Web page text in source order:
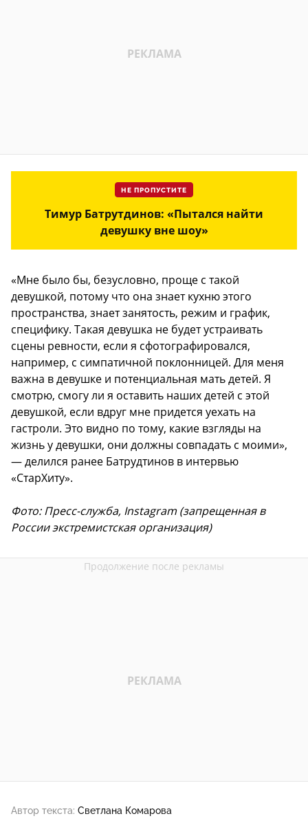
НЕ ПРОПУСТИТЕ
Тимур Батрутдинов: «Пытался найти
девушку вне шоу»
«Мне было бы, безусловно, проще с такой
девушкой, потому что она знает кухню этого
пространства, знает занятость, режим и график,
специфику. Такая девушка не будет устраивать
сцены ревности, если я сфотографировался,
например, с симпатичной поклонницей. Для меня
важна в девушке и потенциальная мать детей. Я
смотрю, смогу ли я оставить наших детей с этой
девушкой, если вдруг мне придется уехать на
гастроли. Это видно по тому, какие взгляды на
жизнь у девушки, они должны совпадать с моими»,
— делился ранее Батрудтинов в интервью
«СтарХиту».
Фото: Пресс-служба, Instagram (запрещенная в
России экстремистская организация)
Автор текста: Светлана Комарова